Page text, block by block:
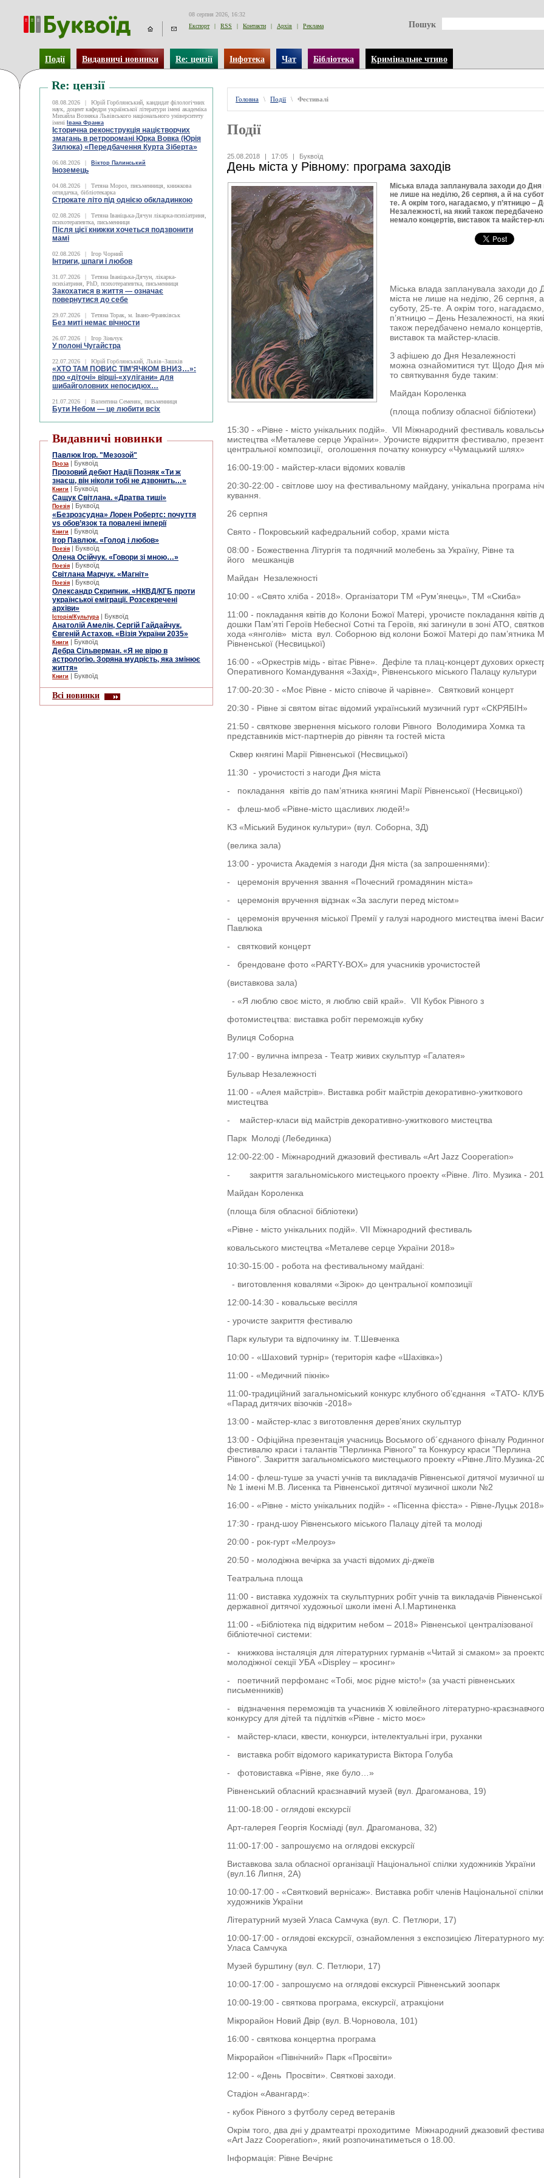
08 серпня 2026, 16:32
Експорт
| RSS | Контакти | Архів | Реклама Пошук
Події Видавничі новинки Re: цензії Інфотека Чат Бібліотека Кримінальне чтиво
Re: цензії
08.08.2026 |
Юрій Горблянський, кандидат філологічних
наук, доцент кафедри української літератури імені академіка
Михайла Возняка Львівського національного університету
імені
Івана Франка
Історична реконструкція націєтворчих
змагань в ретроромані Юрка Вовка (Юрія
Зилюка) «Передбачення Курта Зіберта»
06.08.2026 | Віктор Палинський
Іноземець
04.08.2026 |
Тетяна Мороз, письменниця, книжкова
оглядачка, бібліотекарка
Строкате літо під однією обкладинкою
02.08.2026 |
Тетяна Іваніцька-Дячун лікарка-психіатриня,
психотерапевтка, письменниця
Після цієї книжки хочеться подзвонити
мамі
02.08.2026 | Ігор Чорний
Інтриги, шпаги і любов
31.07.2026 |
Тетяна Іваніцька-Дячун, лікарка-
психіатриня, PhD, психотерапевтка, письменниця
Закохатися в життя — означає
повернутися до себе
29.07.2026 | Тетяна Торак, м. Івано-Франківськ
Без миті немає вічности
26.07.2026 | Ігор Зіньчук
У полоні Чугайстра
22.07.2026 | Юрій Горблянський, Львів–Зашків
«ХТО ТАМ ПОВИС ТІМ’ЯЧКОМ ВНИЗ…»:
про «діточі» вірші-«хулігани» для
шибайголовних непосидюх…
21.07.2026 | Валентина Семеняк, письменниця
Бути Небом ― це любити всіх
Видавничі новинки
Павлюк Ігор. "Мезозой"
Проза | Буквоїд
Прозовий дебют Надії Позняк «Ти ж
знаєш, він ніколи тобі не дзвонить…»
Книги | Буквоїд
Сащук Світлана. «Дратва тиші»
Поезія | Буквоїд
«Безрозсудна» Лорен Робертс: почуття
vs обов’язок та повалені імперії
Книги | Буквоїд
Ігор Павлюк. «Голод і любов»
Поезія | Буквоїд
Олена Осійчук. «Говори зі мною…»
Поезія | Буквоїд
Світлана Марчук. «Магніт»
Поезія | Буквоїд
Олександр Скрипник. «НКВД/КГБ проти
української еміграції. Розсекречені
архіви»
Історія/Культура | Буквоїд
Анатолій Амелін, Сергій Гайдайчук,
Євгеній Астахов. «Візія України 2035»
Книги | Буквоїд
Дебра Сільверман. «Я не вірю в
астрологію. Зоряна мудрість, яка змінює
життя»
Книги | Буквоїд
Всі новинки
Головна \ Події \ Фестивалі
Події
25.08.2018 | 17:05 | Буквоїд
День міста у Рівному: програма заходів
Міська влада запланувала заходи до Дня
не лише на неділю, 26 серпня, а й на
те. А окрім того, нагадаємо, у п’ятницю –
Незалежності, на який також передбачено
немало концертів, виставок та майстер-
Міська влада запланувала заходи до
міста не лише на неділю, 26 серпня,
суботу, 25-те. А окрім того,
п’ятницю – День Незалежності, на
також передбачено немало концертів,
виставок та майстер-класів.
З афішею до Дня Незалежності
можна ознайомитися тут. Щодо Дня
то святкування буде таким:
Майдан Короленка
(площа поблизу обласної бібліотеки)
15:30 - «Рівне - місто унікальних подій». VІІ Міжнародний фестиваль
мистецтва «Металеве серце України». Урочисте відкриття фестивалю,
центральної композиції, оголошення початку конкурсу «Чумацький шлях»
16:00-19:00 - майстер-класи відомих ковалів
20:30-22:00 - світлове шоу на фестивальному майдану, унікальна програма
кування.
26 серпня
Свято - Покровський кафедральний собор, храми міста
08:00 - Божественна Літургія та подячний молебень за Україну, Рівне та
його мешканців
Майдан Незалежності
10:00 - «Свято хліба - 2018». Організатори ТМ «Рум’янець», ТМ «Скиба»
11:00 - покладання квітів до Колони Божої Матері, урочисте покладання квітів
дошки Пам’яті Героїв Небесної Сотні та Героїв, які загинули в зоні АТО,
хода «янголів» міста вул. Соборною від колони Божої Матері до пам’ятника
Рівненської (Несвицької)
16:00 - «Оркестрів мідь - вітає Рівне». Дефіле та плац-концерт духових
Оперативного Командування «Захід», Рівненського міського Палацу культури
17:00-20:30 - «Моє Рівне - місто співоче й чарівне». Святковий концерт
20:30 - Рівне зі святом вітає відомий український музичний гурт «СКРЯБІН»
21:50 - святкове звернення міського голови Рівного Володимира Хомка та
представників міст-партнерів до рівнян та гостей міста
Сквер княгині Марії Рівненської (Несвицької)
11:30 - урочистості з нагоди Дня міста
- покладання квітів до пам’ятника княгині Марії Рівненської (Несвицької)
- флеш-моб «Рівне-місто щасливих людей!»
КЗ «Міський Будинок культури» (вул. Соборна, 3Д)
(велика зала)
13:00 - урочиста Академія з нагоди Дня міста (за запрошеннями):
- церемонія вручення звання «Почесний громадянин міста»
- церемонія вручення відзнак «За заслуги перед містом»
- церемонія вручення міської Премії у галузі народного мистецтва імені
Павлюка
- святковий концерт
- брендоване фото «PARTY-BOX» для учасників урочистостей
(виставкова зала)
- «Я люблю своє місто, я люблю свій край». VIІ Кубок Рівного з
фотомистецтва: виставка робіт переможців кубку
Вулиця Соборна
17:00 - вулична імпреза - Театр живих скульптур «Галатея»
Бульвар Незалежності
11:00 - «Алея майстрів». Виставка робіт майстрів декоративно-ужиткового
мистецтва
- майстер-класи від майстрів декоративно-ужиткового мистецтва
Парк Молоді (Лебединка)
12:00-22:00 - Міжнародний джазовий фестиваль «Art Jazz Cooperation»
- закриття загальноміського мистецького проекту «Рівне. Літо. Музика -
Майдан Короленка
(площа біля обласної бібліотеки)
«Рівне - місто унікальних подій». VIІ Міжнародний фестиваль
ковальського мистецтва «Металеве серце України 2018»
10:30-15:00 - робота на фестивальному майдані:
- виготовлення ковалями «Зірок» до центральної композиції
12:00-14:30 - ковальське весілля
- урочисте закриття фестивалю
Парк культури та відпочинку ім. Т.Шевченка
10:00 - «Шаховий турнір» (територія кафе «Шахівка»)
11:00 - «Медичний пікнік»
11:00-традиційний загальноміський конкурс клубного об’єднання «ТАТО-
«Парад дитячих візочків -2018»
13:00 - майстер-клас з виготовлення дерев’яних скульптур
13:00 - Офіційна презентація учасниць Восьмого об´єднаного фіналу
фестивалю краси і талантів "Перлинка Рівного" та Конкурсу краси "Перлина
Рівного". Закриття загальноміського мистецького проекту «Рівне.Літо.Музика-
14:00 - флеш-туше за участі учнів та викладачів Рівненської дитячої музичної
№ 1 імені М.В. Лисенка та Рівненської дитячої музичної школи №2
16:00 - «Рівне - місто унікальних подій» - «Пісенна фієста» - Рівне-Луцьк 2018»
17:30 - гранд-шоу Рівненського міського Палацу дітей та молоді
20:00 - рок-гурт «Мелроуз»
20:50 - молодіжна вечірка за участі відомих ді-джеїв
Театральна площа
11:00 - виставка художніх та скульптурних робіт учнів та викладачів Рівненської
державної дитячої художньої школи імені А.І.Мартиненка
11:00 - «Бібліотека під відкритим небом – 2018» Рівненської централізованої
бібліотечної системи:
- книжкова інсталяція для літературних гурманів «Читай зі смаком» за
молодіжної секції УБА «Displey – кросинг»
- поетичний перфоманс «Тобі, моє рідне місто!» (за участі рівненських
письменників)
- відзначення переможців та учасників Х ювілейного літературно-
конкурсу для дітей та підлітків «Рівне - місто моє»
- майстер-класи, квести, конкурси, інтелектуальні ігри, руханки
- виставка робіт відомого карикатуриста Віктора Голуба
- фотовиставка «Рівне, яке було…»
Рівненський обласний краєзнавчий музей (вул. Драгоманова, 19)
11:00-18:00 - оглядові екскурсії
Арт-галерея Георгія Косміаді (вул. Драгоманова, 32)
11:00-17:00 - запрошуємо на оглядові екскурсії
Виставкова зала обласної організації Національної спілки художників України
(вул.16 Липня, 2А)
10:00-17:00 - «Святковий вернісаж». Виставка робіт членів Національної
художників України
Літературний музей Уласа Самчука (вул. С. Петлюри, 17)
10:00-17:00 - оглядові екскурсії, ознайомлення з експозицією Літературного
Уласа Самчука
Музей бурштину (вул. С. Петлюри, 17)
10:00-17:00 - запрошуємо на оглядові екскурсії Рівненський зоопарк
10:00-19:00 - святкова програма, екскурсії, атракціони
Мікрорайон Новий Двір (вул. В.Чорновола, 101)
16:00 - святкова концертна програма
Мікрорайон «Північний» Парк «Просвіти»
12:00 - «День Просвіти». Святкові заходи.
Стадіон «Авангард»:
- кубок Рівного з футболу серед ветеранів
Окрім того, два дні у драмтеатрі проходитиме Міжнародний джазовий
«Art Jazz Cooperation», який розпочинатиметься о 18.00.
Інформація: Рівне Вечірнє